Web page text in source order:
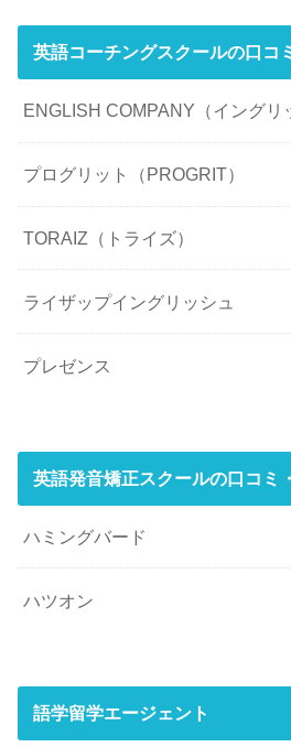
英語コーチングスクールの口コ
ENGLISH COMPANY（イングリ
プログリット（PROGRIT）
TORAIZ（トライズ）
ライザップイングリッシュ
プレゼンス
英語発音矯正スクールの口コミ
ハミングバード
ハツオン
語学留学エージェント